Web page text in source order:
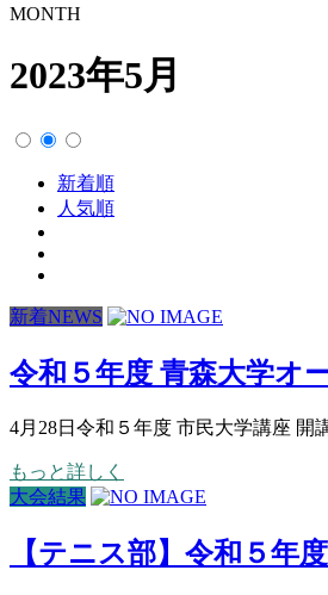
MONTH
2023年5月
新着順
人気順
新着NEWS
令和５年度 青森大学オ
4月28日令和５年度 市民大学講座
もっと詳しく
大会結果
【テニス部】令和５年